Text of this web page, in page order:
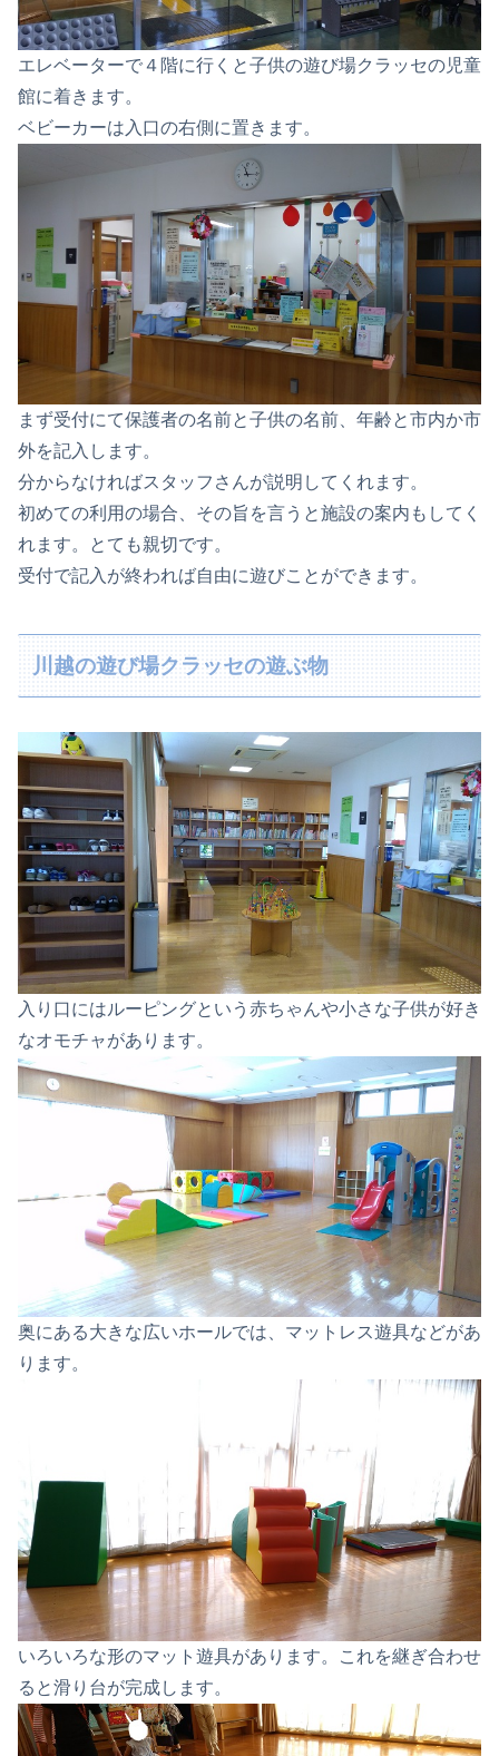
エレベーターで４階に行くと子供の遊び場クラッセの児童
館に着きます。
ベビーカーは入口の右側に置きます。
まず受付にて保護者の名前と子供の名前、年齢と市内か市
外を記入します。
分からなければスタッフさんが説明してくれます。
初めての利用の場合、その旨を言うと施設の案内もしてく
れます。とても親切です。
受付で記入が終われば自由に遊びことができます。
川越の遊び場クラッセの遊ぶ物
入り口にはルーピングという赤ちゃんや小さな子供が好き
なオモチャがあります。
奥にある大きな広いホールでは、マットレス遊具などがあ
ります。
いろいろな形のマット遊具があります。これを継ぎ合わせ
ると滑り台が完成します。